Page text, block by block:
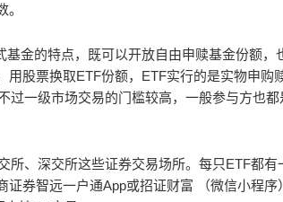
金的特点，既可以开放自由申赎基金份额，
股票换取ETF份额，ETF实行的是实物申购
过一级市场交易的门槛较高，一般参与方也都
所、深交所这些证券交易场所。每只ETF都有
券智远一户通App或招证财富 （微信小程序